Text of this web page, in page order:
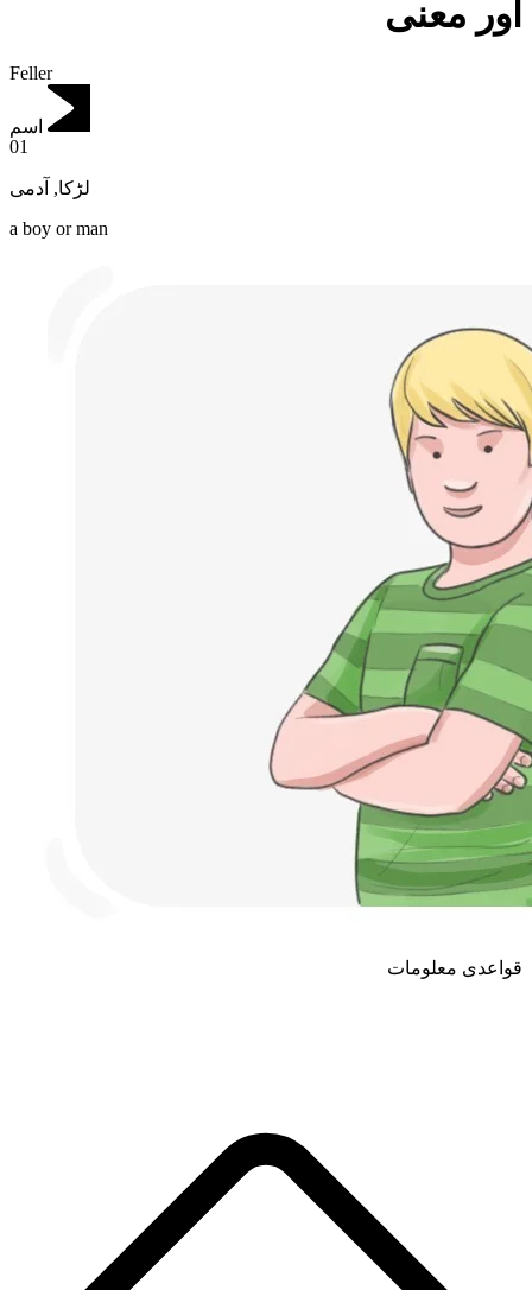
اور معنی
Feller
اسم
01
لڑکا, آدمی
a boy or man
قواعدی معلومات